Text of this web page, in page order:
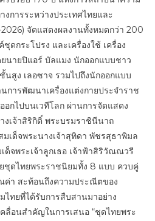
การระหว่างประเทศไทยและ
จัดแสดงผลงานทั้งหมดกว่า 200
ดกระโปรง และเครื่องใช้ เครื่อง
นายปิแอร์ บัลแมง นักออกแบบชาว
นสูง เลอซาจ รวมไปถึงนักออกแบบ
การพัฒนาเครื่องแต่งกายประจำราช
กไปบนเวทีโลก ผ่านการจัดแสดง
งเจ้าสิริกิติ์ พระบรมราชินีนาถ
เด็จพระนางเจ้าสุทิดา พัชรสุธาพิมล
จพระเจ้าลูกเธอ เจ้าฟ้าสิริวัณณวรี
ดไทยพระราชนิยมทั้ง 8 แบบ ควบคู่
ค่า สะท้อนถึงความประณีตของ
ทยที่ได้รับการสืบสานมาอย่าง
ลื่อนสำคัญในการเสนอ “ชุดไทยพระ